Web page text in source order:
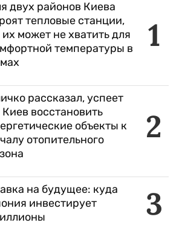
1
двух районов Киева
тепловые станции,
их может не хватить для
температуры в
2
рассказал, успеет
Киев восстановить
объекты к
отопительного
3
на будущее: куда
инвестирует